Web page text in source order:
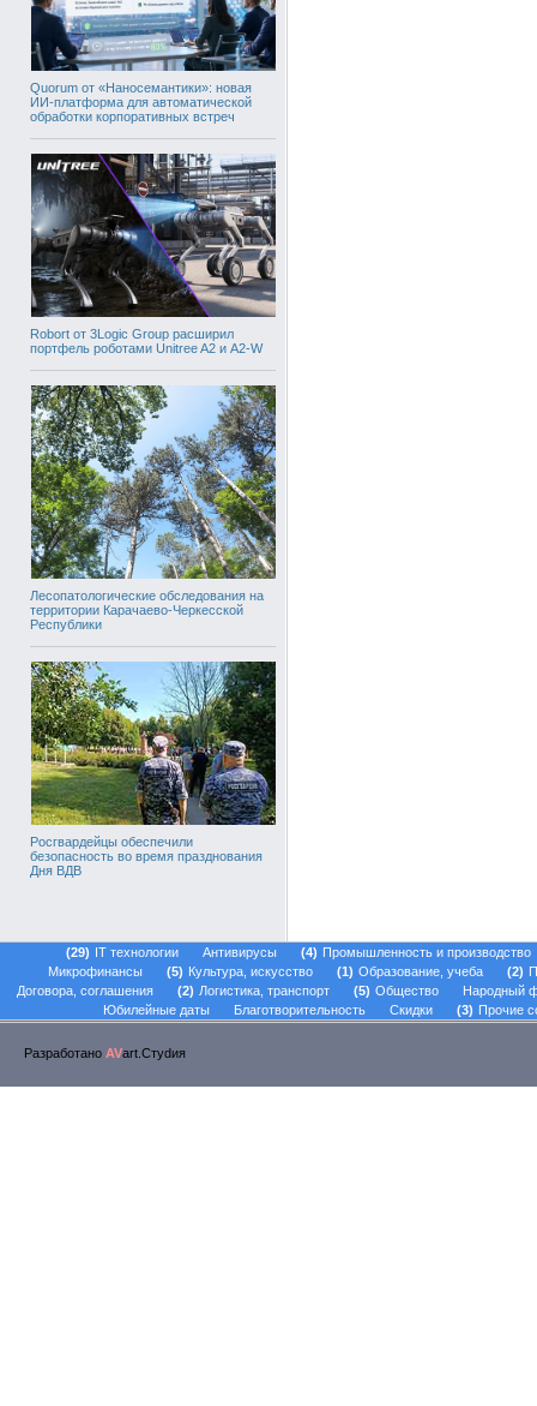
Quorum от «Наносемантики»: новая
ИИ-платформа для автоматической
обработки корпоративных встреч
Robort от 3Logic Group расширил
портфель роботами Unitree A2 и A2-W
Лесопатологические обследования на
территории Карачаево-Черкесской
Республики
Росгвардейцы обеспечили
безопасность во время празднования
Дня ВДВ
29 IT технологии Антивирусы 4
Промышленность и производство
Микрофинансы
5 Культура, искусство 1 Образование, учеба 2
Договора, соглашения
2 Логистика, транспорт 5 Общество
Народный
Юбилейные даты
Благотворительность Скидки 3 Прочие
Разработано AVart.Стуdия